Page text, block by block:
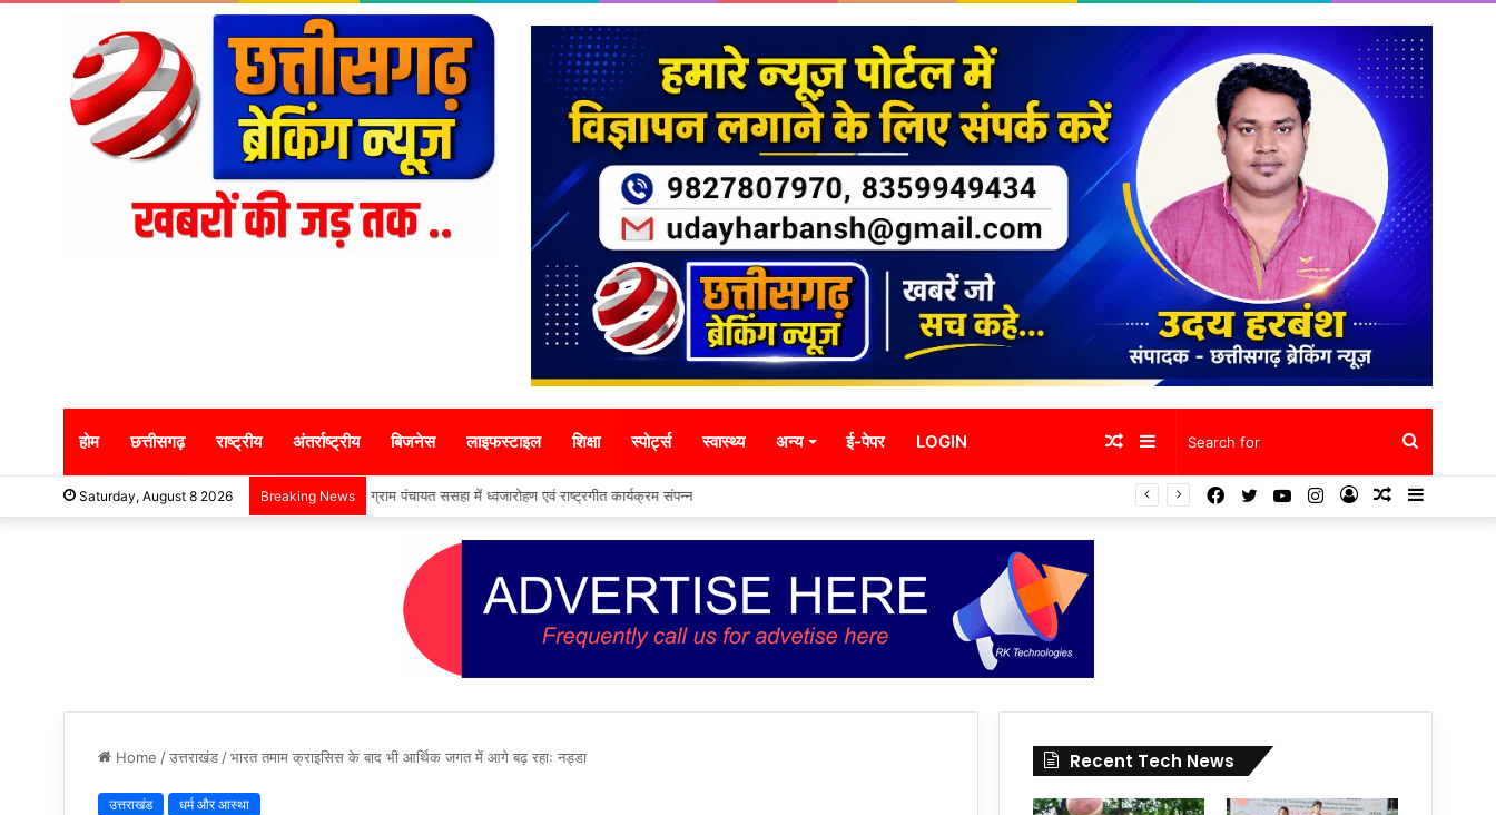
होम छत्तीसगढ़ राष्ट्रीय अंतर्राष्ट्रीय बिजनेस लाइफस्टाइल शिक्षा स्पोर्ट्स स्वास्थ्य अन्य ई-पेपर LOGIN Search
for
Sidebar
Random
Article
Saturday, August 8 2026 Breaking News ग्राम पंचायत ससहा में ध्वजारोहण एवं राष्ट्रगीत कार्यक्रम संपन्न Sidebar
Random
Log
Instagram
YouTube
Twitter
Facebook
Home /उत्तराखंड /भारत तमाम क्राइसिस के बाद भी आर्थिक जगत में आगे बढ़ रहाः नड्डा
उत्तराखंड धर्म और आस्था
Recent Tech News